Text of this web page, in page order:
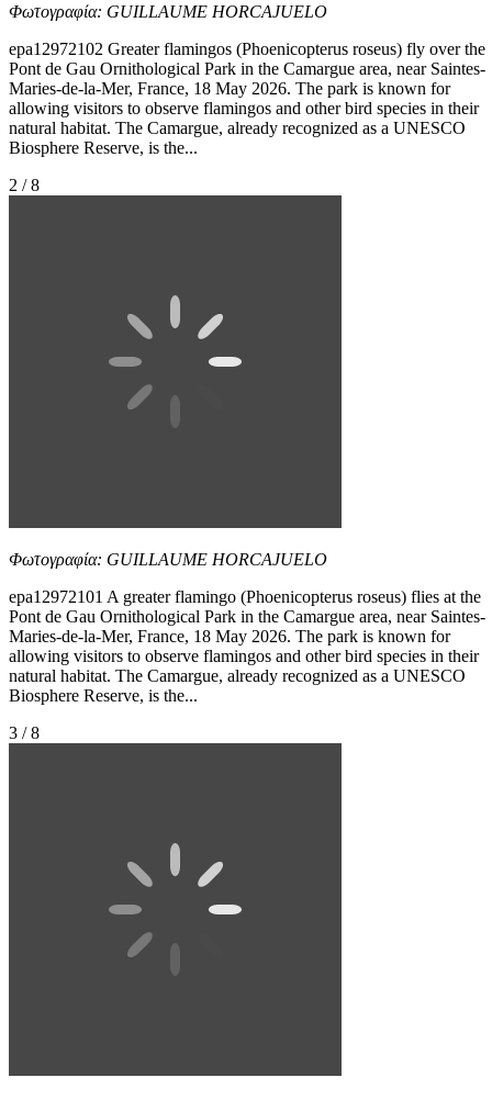
Φωτογραφία: GUILLAUME HORCAJUELO
epa12972102 Greater flamingos (Phoenicopterus roseus) fly over the
Pont de Gau Ornithological Park in the Camargue area, near Saintes-
Maries-de-la-Mer, France, 18 May 2026. The park is known for
allowing visitors to observe flamingos and other bird species in their
natural habitat. The Camargue, already recognized as a UNESCO
Biosphere Reserve, is the...
2 / 8
Φωτογραφία: GUILLAUME HORCAJUELO
epa12972101 A greater flamingo (Phoenicopterus roseus) flies at the
Pont de Gau Ornithological Park in the Camargue area, near Saintes-
Maries-de-la-Mer, France, 18 May 2026. The park is known for
allowing visitors to observe flamingos and other bird species in their
natural habitat. The Camargue, already recognized as a UNESCO
Biosphere Reserve, is the...
3 / 8